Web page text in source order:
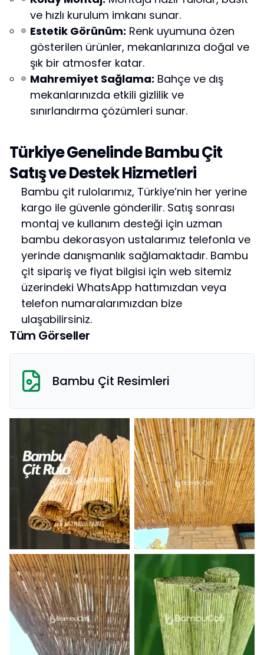
ve hızlı kurulum imkanı sunar.
Estetik Görünüm: Renk uyumuna özen
gösterilen ürünler, mekanlarınıza doğal ve
şık bir atmosfer katar.
Mahremiyet Sağlama: Bahçe ve dış
mekanlarınızda etkili gizlilik ve
sınırlandırma çözümleri sunar.
Türkiye Genelinde Bambu Çit
Satış ve Destek Hizmetleri
Bambu çit rulolarımız, Türkiye’nin her yerine
kargo ile güvenle gönderilir. Satış sonrası
montaj ve kullanım desteği için uzman
bambu dekorasyon ustalarımız telefonla ve
yerinde danışmanlık sağlamaktadır. Bambu
çit sipariş ve fiyat bilgisi için web sitemiz
üzerindeki WhatsApp hattımızdan veya
telefon numaralarımızdan bize
ulaşabilirsiniz.
Tüm Görseller
Bambu Çit Resimleri